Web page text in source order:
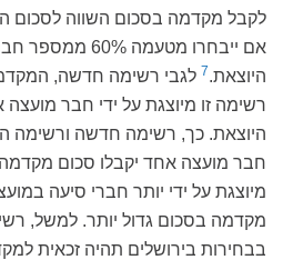
לקבל מקדמה בסכום השווה לסכום
אם ייבחרו
היוצאת.7 לגבי רשימה חדשה,
רשימה זו מיוצגת על ידי חבר
היוצאת. כך, רשימה חדשה ורשימה
חבר מועצה אחד יקבלו סכום
מיוצגת על ידי יותר חברי סיעה
מקדמה בסכום גדול יותר. למשל,